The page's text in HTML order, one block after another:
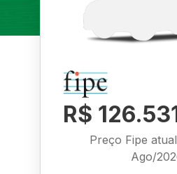
R$
Preço Fipe
Ago/